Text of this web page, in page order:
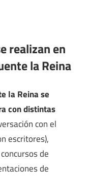
realizan en
la Reina
la Reina se
con distintas
con el
escritores),
de
de